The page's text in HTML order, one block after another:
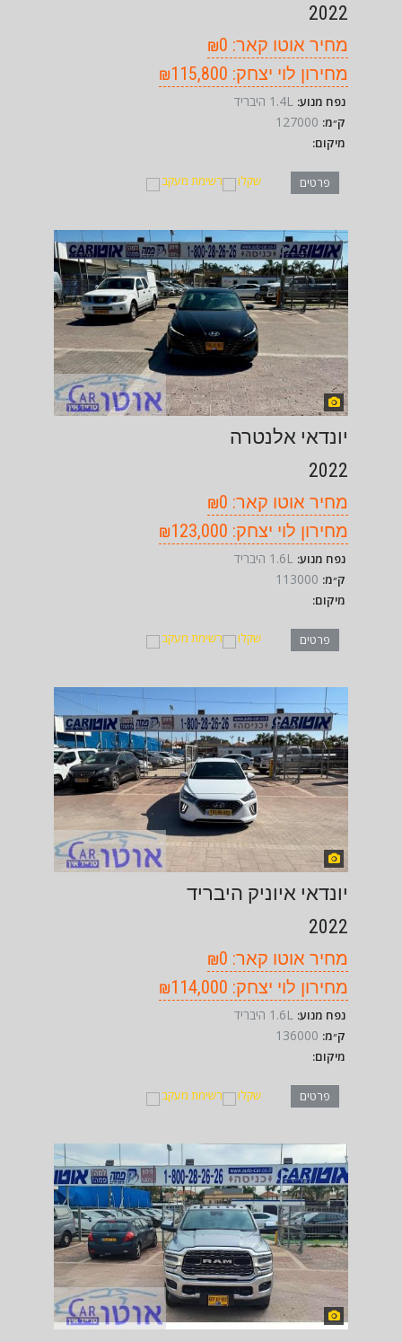
2022
מחיר אוטו קאר: ₪0
מחירון לוי יצחק: ₪115,800
נפח מנוע:
ק״מ:
מיקום:
פרטים שקלו רשימת מעקב
יונדאי אלנטרה
2022
מחיר אוטו קאר: ₪0
מחירון לוי יצחק: ₪123,000
נפח מנוע:
ק״מ:
מיקום:
פרטים שקלו רשימת מעקב
יונדאי איוניק היבריד
2022
מחיר אוטו קאר: ₪0
מחירון לוי יצחק: ₪114,000
נפח מנוע:
ק״מ:
מיקום:
פרטים שקלו רשימת מעקב